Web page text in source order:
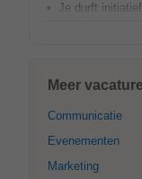
• Je durft
Meer
Communicatie
Evenementen
Marketing